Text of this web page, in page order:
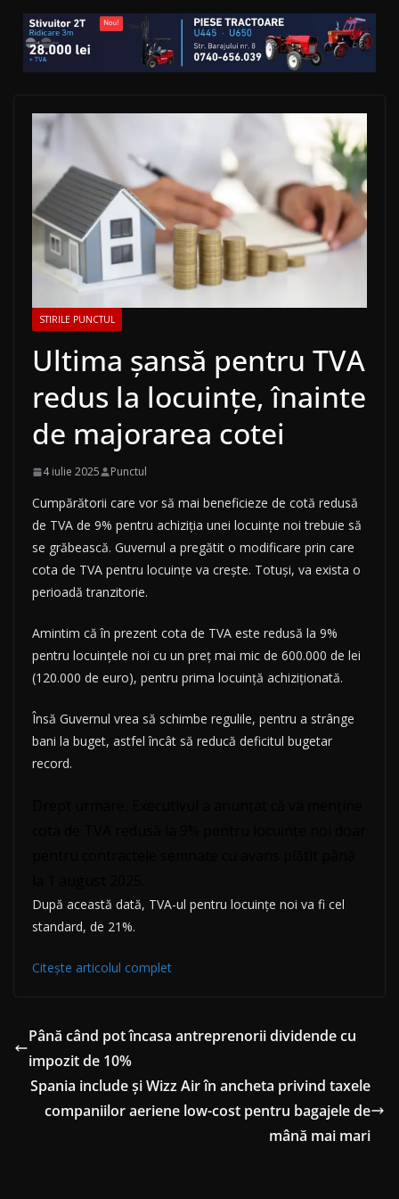
STIRILE PUNCTUL
Ultima șansă pentru TVA
redus la locuințe, înainte
de majorarea cotei
4 iulie 2025 Punctul
Cumpărătorii care vor să mai beneficieze de cotă redusă
de TVA de 9% pentru achiziția unei locuințe noi trebuie să
se grăbească. Guvernul a pregătit o modificare prin care
cota de TVA pentru locuințe va crește. Totuși, va exista o
perioadă tranzitorie.
Amintim că în prezent cota de TVA este redusă la 9%
pentru locuințele noi cu un preț mai mic de 600.000 de lei
(120.000 de euro), pentru prima locuință achiziționată.
Însă Guvernul vrea să schimbe regulile, pentru a strânge
bani la buget, astfel încât să reducă deficitul bugetar
record.
După această dată, TVA-ul pentru locuințe noi va fi cel
standard, de 21%.
Citește articolul complet
Până când pot încasa antreprenorii dividende cu
impozit de 10%
Spania include și Wizz Air în ancheta privind taxele
companiilor aeriene low-cost pentru bagajele de
mână mai mari